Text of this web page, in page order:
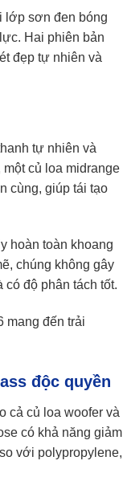
lớp sơn đen bóng
Hai phiên bản
đẹp tự nhiên và
tự nhiên và
củ loa midrange
cùng, giúp tái tạo
hoàn toàn khoang
chúng không gây
độ phân tách tốt.
mang đến trải
độc quyền
cả củ loa woofer và
có khả năng giảm
với polypropylene,